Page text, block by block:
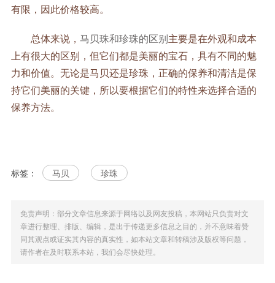
有限，因此价格较高。
总体来说， 马贝珠和珍珠的区别主要是在外观和成本
上有很大的区别，但它们都是美丽的宝石，具有不同的魅
力和价值。无论是马贝还是珍珠，正确的保养和清洁是保
持它们美丽的关键，所以要根据它们的特性来选择合适的
保养方法。
标签： 马贝 珍珠
免责声明：部分文章信息来源于网络以及网友投稿，本网站只负责对文
章进行整理、排版、编辑，是出于传递更多信息之目的，并不意味着赞
同其观点或证实其内容的真实性，如本站文章和转稿涉及版权等问题，
请作者在及时联系本站，我们会尽快处理。